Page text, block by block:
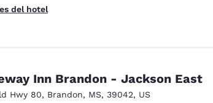
del hotel
Inn Brandon - Jackson East
Hwy 80, Brandon, MS, 39042, US